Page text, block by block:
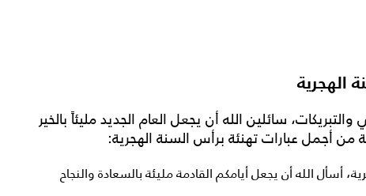
الهجرية
سائلين الله أن يجعل العام الجديد مليئاً بالخير
من أجمل عبارات تهنئة برأس السنة الهجرية:
أسأل الله أن يجعل أيامكم القادمة مليئة بالسعادة والنجاح